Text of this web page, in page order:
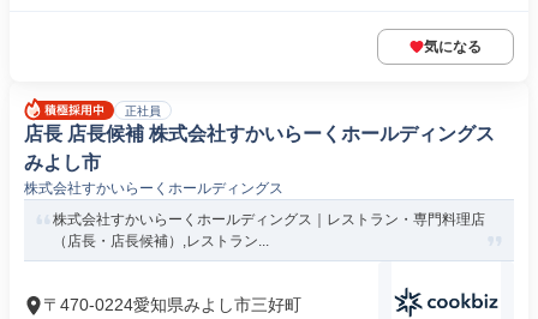
気になる
正社員
店長 店長候補 株式会社すかいらーくホールディングス
みよし市
株式会社すかいらーくホールディングス
株式会社すかいらーくホールディングス｜レストラン・専門料理店
（店長・店長候補）,レストラン...
〒470-0224愛知県みよし市三好町